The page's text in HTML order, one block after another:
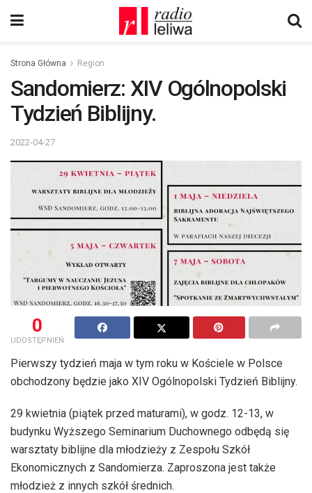
Strona Główna Region
Sandomierz: XIV Ogólnopolski
Tydzień Biblijny.
2022-04-27
0
UDOSTĘPNIEŃ
Pierwszy tydzień maja w tym roku w Kościele w Polsce
obchodzony będzie jako XIV Ogólnopolski Tydzień Biblijny.
29 kwietnia (piątek przed maturami), w godz. 12-13, w
budynku Wyższego Seminarium Duchownego odbędą się
warsztaty biblijne dla młodzieży z Zespołu Szkół
Ekonomicznych z Sandomierza. Zaproszona jest także
młodzież z innych szkół średnich.